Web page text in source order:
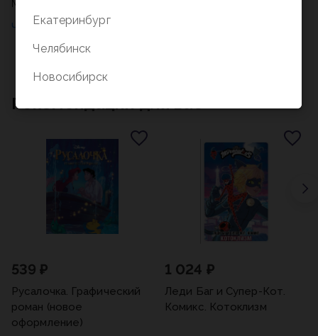
МИСТИКА (ДО 16 ЛЕТ)
Рекомендации для вас
539 ₽
Русалочка. Графический
роман (новое
оформление)
1 024 ₽
Леди Баг и Супер-Кот.
Комикс. Котоклизм
Екатеринбург
Челябинск
Новосибирск